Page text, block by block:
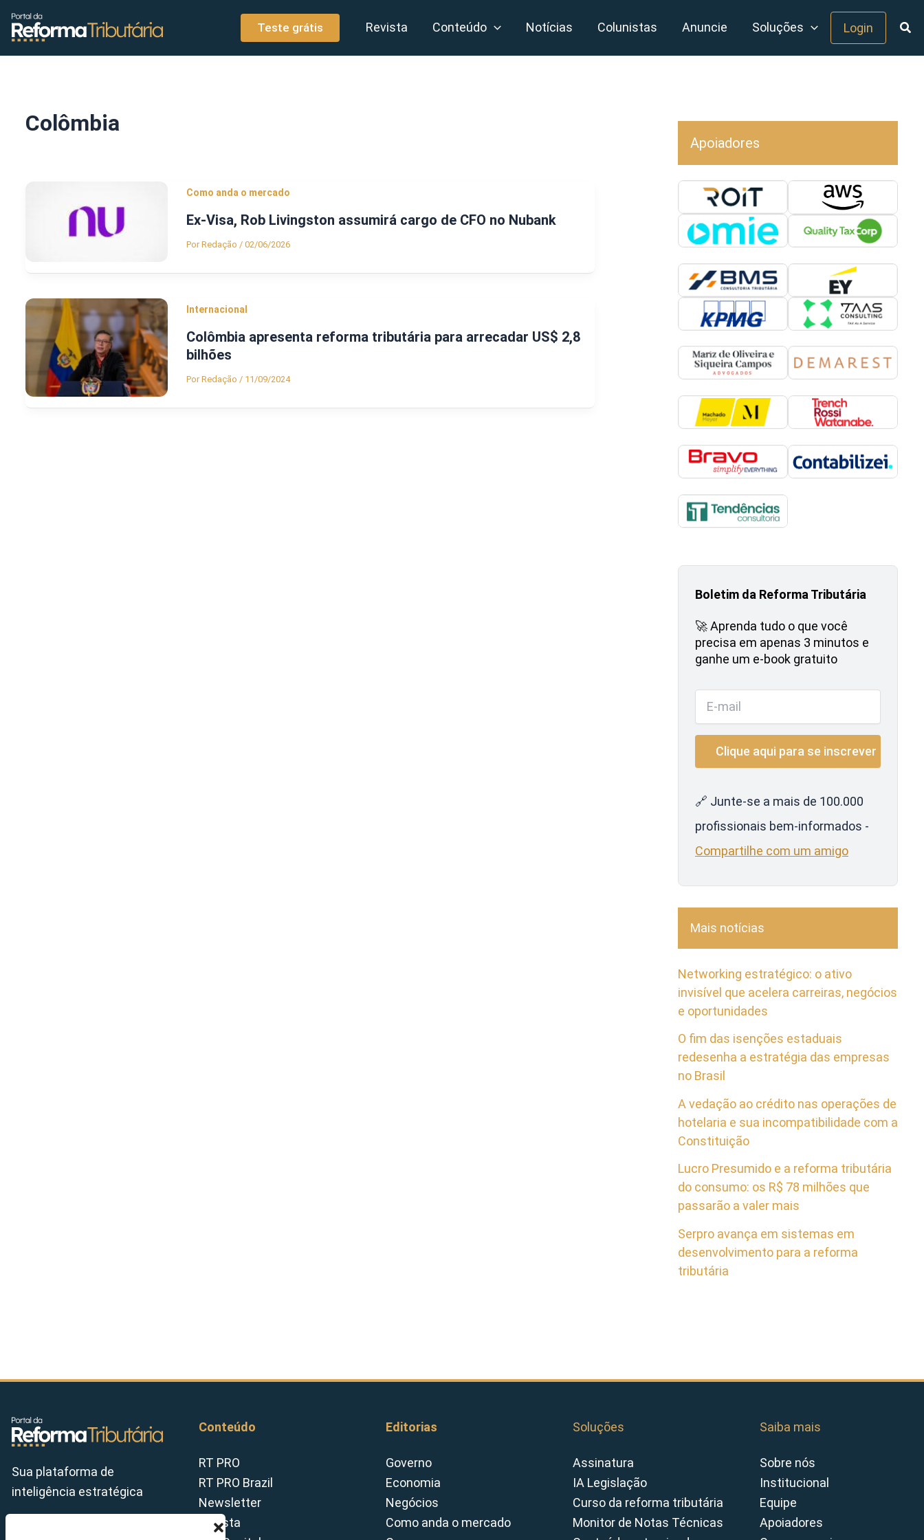
conteúdo
Teste grátis Revista Conteúdo Notícias Colunistas Anuncie Soluções Login
Colômbia
Como anda o mercado
Ex-Visa, Rob Livingston assumirá cargo de CFO no Nubank
PorRedação / 02/06/2026
Internacional
Colômbia apresenta reforma tributária para arrecadar US$ 2,8
bilhões
PorRedação / 11/09/2024
Apoiadores
Boletim da Reforma Tributária
🚀 Aprenda tudo o que você
precisa em apenas 3 minutos e
ganhe um e-book gratuito
🔗 Junte-se a mais de 100.000
profissionais bem-informados -
Compartilhe com um amigo
Mais notícias
Networking estratégico: o ativo
invisível que acelera carreiras, negócios
e oportunidades
O fim das isenções estaduais
redesenha a estratégia das empresas
no Brasil
A vedação ao crédito nas operações de
hotelaria e sua incompatibilidade com a
Constituição
Lucro Presumido e a reforma tributária
do consumo: os R$ 78 milhões que
passarão a valer mais
Serpro avança em sistemas em
desenvolvimento para a reforma
tributária
Sua plataforma de
inteligência estratégica
Conteúdo
RT PRO
RT PRO Brazil
Newsletter
Revista
Editorias
Governo
Economia
Negócios
Como anda o mercado
Soluções
Assinatura
IA Legislação
Curso da reforma tributária
Monitor de Notas Técnicas
Saiba mais
Sobre nós
Institucional
Equipe
Apoiadores